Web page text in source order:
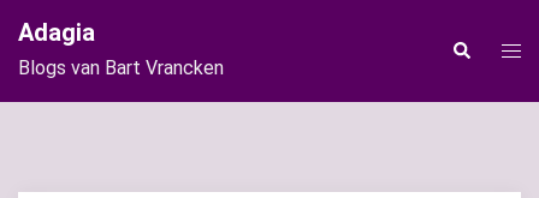
naar
de
inhoud
Adagia
Blogs van Bart Vrancken
Zoeken